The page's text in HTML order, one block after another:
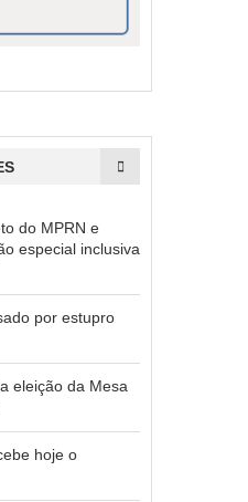
do MPRN e
especial inclusiva
por estupro
eleição da Mesa
hoje o